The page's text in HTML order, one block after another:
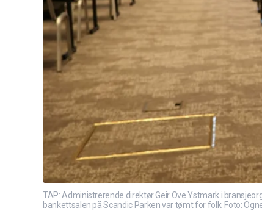
TAP: Administrerende direktør Geir Ove Ystmark i
bankettsalen på Scandic Parken var tømt for folk. Foto: